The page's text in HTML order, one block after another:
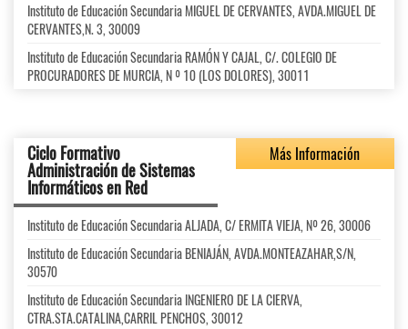
Instituto de Educación Secundaria MIGUEL DE CERVANTES, AVDA.MIGUEL DE
CERVANTES,N. 3, 30009
Instituto de Educación Secundaria RAMÓN Y CAJAL, C/. COLEGIO DE
PROCURADORES DE MURCIA, N º 10 (LOS DOLORES), 30011
Ciclo Formativo
Administración de Sistemas
Informáticos en Red
Más Información
Instituto de Educación Secundaria ALJADA, C/ ERMITA VIEJA, Nº 26, 30006
Instituto de Educación Secundaria BENIAJÁN, AVDA.MONTEAZAHAR,S/N,
30570
Instituto de Educación Secundaria INGENIERO DE LA CIERVA,
CTRA.STA.CATALINA,CARRIL PENCHOS, 30012